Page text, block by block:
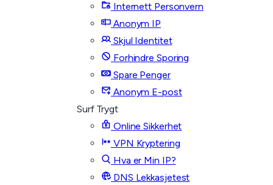
Internett Personvern
Anonym IP
Skjul Identitet
Forhindre Sporing
Spare Penger
Anonym E-post
Surf Trygt
Online Sikkerhet
VPN Kryptering
Hva er Min IP?
DNS Lekkasjetest